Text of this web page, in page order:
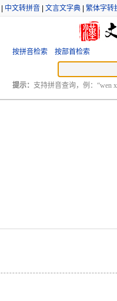
中文转拼音 文言文字典 繁体字转
按拼音检索 按部首检索
提示： 支持拼音查询，例：“wen